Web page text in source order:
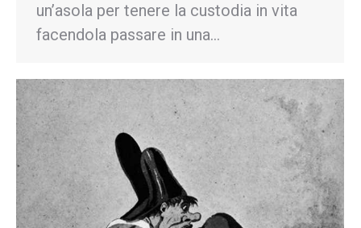
un’asola per tenere la custodia in vita
facendola passare in una…